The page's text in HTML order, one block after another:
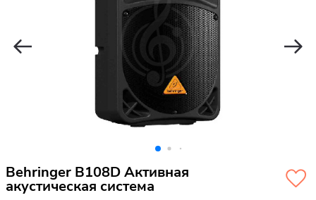
Behringer B108D Активная
акустическая система